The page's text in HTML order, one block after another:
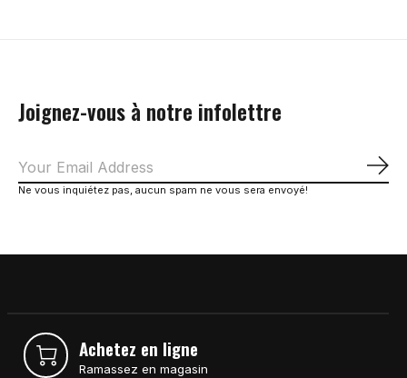
Joignez-vous à notre infolettre
Ne vous inquiétez pas, aucun spam ne vous sera envoyé!
Achetez en ligne
Ramassez en magasin